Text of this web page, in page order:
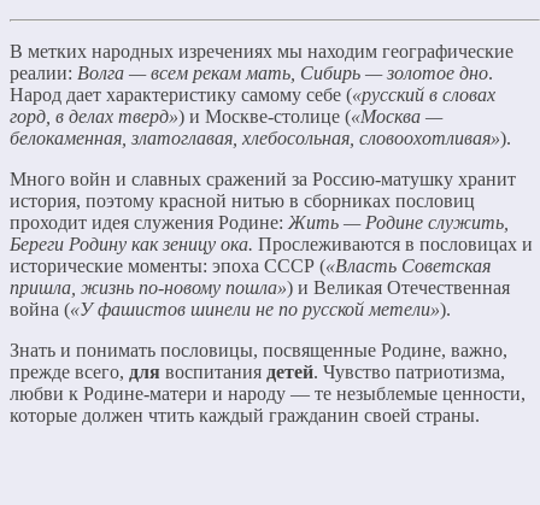
В метких народных изречениях мы находим географические
реалии: Волга — всем рекам мать, Сибирь — золотое дно.
Народ дает характеристику самому себе («русский в словах
горд, в делах тверд») и Москве-столице («Москва —
белокаменная, златоглавая, хлебосольная, словоохотливая»).
Много войн и славных сражений за Россию-матушку хранит
история, поэтому красной нитью в сборниках пословиц
проходит идея служения Родине: Жить — Родине служить,
Береги Родину как зеницу ока. Прослеживаются в пословицах и
исторические моменты: эпоха СССР («Власть Советская
пришла, жизнь по-новому пошла») и Великая Отечественная
война («У фашистов шинели не по русской метели»).
Знать и понимать пословицы, посвященные Родине, важно,
прежде всего, для воспитания детей. Чувство патриотизма,
любви к Родине-матери и народу — те незыблемые ценности,
которые должен чтить каждый гражданин своей страны.